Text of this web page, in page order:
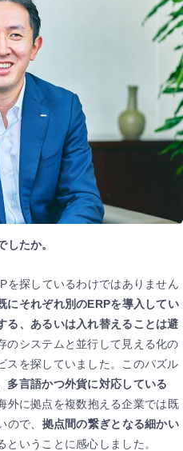
たか。
を探しているわけではありません
にそれぞれ別のERPを導入してい
る、あるいは入れ替えることは避
のシステムと並行して見える化の
スを探していました。このパズル
多言語かつ外貨に対応している
外に拠点を複数抱える企業では既
ので、 拠点間の繋ぎとなる細かい
ということに感心しました。